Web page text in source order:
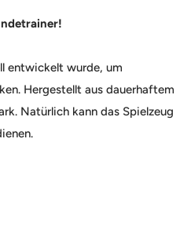
entwickelt wurde, um
Hergestellt aus dauerhaftem
Natürlich kann das Spielzeug